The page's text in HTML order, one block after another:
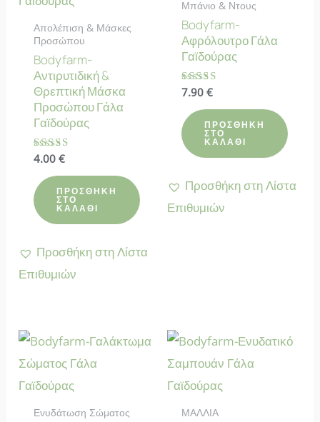
Απολέπιση & Μάσκες
Προσώπου
Bodyfarm-
Αντιρυτιδική &
Θρεπτική Μάσκα
Προσώπου Γάλα
Γαϊδούρας
Βαθμολογήθηκε
5.00
από 5
4.00 €
ΠΡΟΣΘΉΚΗ
ΣΤΟ
ΚΑΛΆΘΙ
Προσθήκη στη Λίστα
Επιθυμιών
Μπάνιο & Ντους
Bodyfarm-
Αφρόλουτρο Γάλα
Γαϊδούρας
Βαθμολογήθηκε
4.75
από 5
7.90€
ΠΡΟΣΘΉΚΗ
ΣΤΟ
ΚΑΛΆΘΙ
Προσθήκη στη Λίστα
Επιθυμιών
Ενυδάτωση Σώματος ΜΑΛΛΙΑ